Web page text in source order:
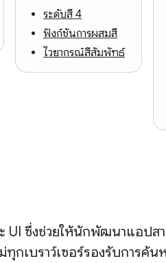
ระดับสี 4
ฟังก์ชันการผสมสี
ไวยากรณ์สีสัมพัทธ์
UI ซึ่งช่วยให้นักพัฒนาแอปส
กเบราว์เซอร์รองรับการค้น